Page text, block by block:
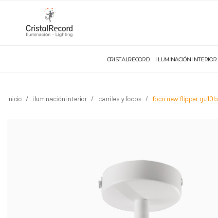
CRISTALRECORD ILUMINACIÓN INTERIOR
inicio iluminación interior carriles y focos foco new flipper gu10